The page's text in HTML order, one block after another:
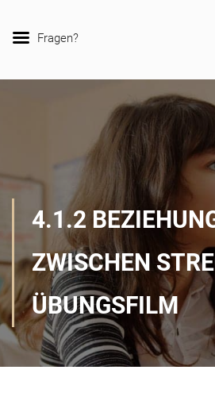
4.1.2
ZWISCHEN
ÜBUNGSFILM
Fragen?